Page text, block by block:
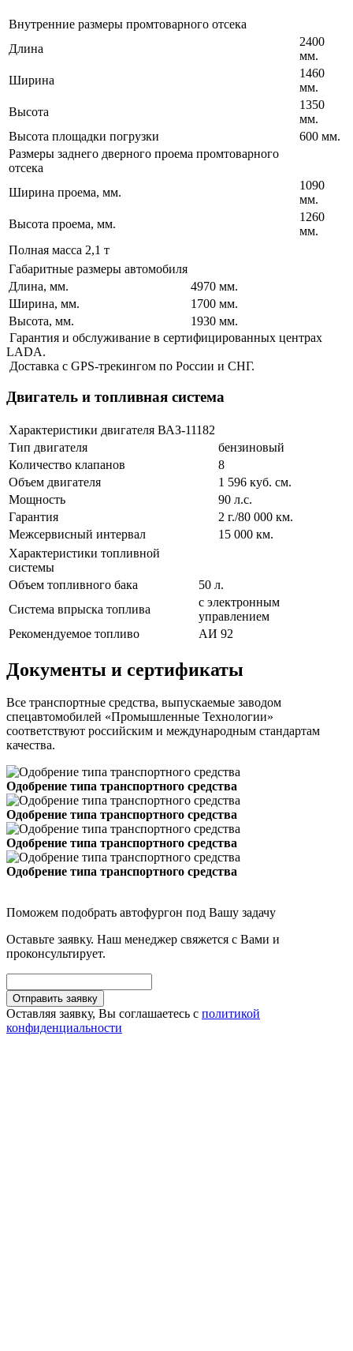
Внутренние размеры промтоварного отсека
Длина
2400
мм.
Ширина
1460
мм.
Высота
1350
мм.
Высота площадки погрузки
600 мм.
Размеры заднего дверного проема промтоварного
отсека
Ширина проема, мм.
1090
мм.
Высота проема, мм.
1260
мм.
Полная масса 2,1 т
Габаритные размеры автомобиля
Длина, мм.
4970 мм.
Ширина, мм.
1700 мм.
Высота, мм.
1930 мм.
Гарантия и обслуживание в сертифицированных центрах
LADA.
Доставка с GPS-трекингом по России и СНГ.
Двигатель и топливная система
Характеристики двигателя ВАЗ-11182
Тип двигателя
бензиновый
Количество клапанов
8
Объем двигателя
1 596 куб. см.
Мощность
90 л.с.
Гарантия
2 г./80 000 км.
Межсервисный интервал
15 000 км.
Характеристики топливной
системы
Объем топливного бака
50 л.
Система впрыска топлива
с электронным
управлением
Рекомендуемое топливо
АИ 92
Документы и сертификаты
Все транспортные средства, выпускаемые заводом
спецавтомобилей «Промышленные Технологии»
соответствуют российским и международным стандартам
качества.
Одобрение типа транспортного средства
Одобрение типа транспортного средства
Одобрение типа транспортного средства
Одобрение типа транспортного средства
Поможем подобрать автофургон под Вашу задачу
Оставьте заявку. Наш менеджер свяжется с Вами и
проконсультирует.
Оставляя заявку, Вы соглашаетесь с политикой
конфиденциальности